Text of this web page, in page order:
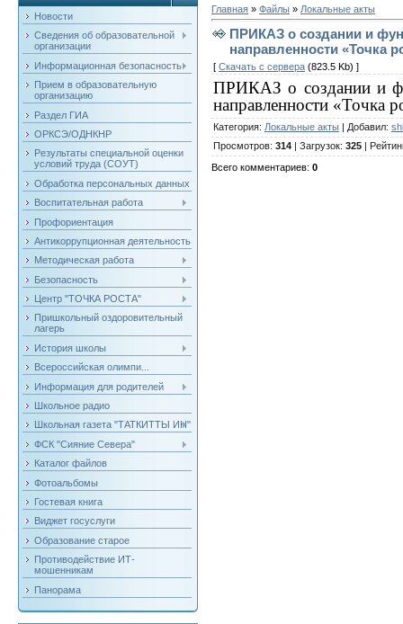
Новости
Сведения об образовательной
организации
Информационная безопасность
Прием в образовательную
организацию
Раздел ГИА
ОРКСЭ/ОДНКНР
Результаты специальной оценки
условий труда (СОУТ)
Обработка персональных данных
Воспитательная работа
Профориентация
Антикоррупционная деятельность
Методическая работа
Безопасность
Центр "ТОЧКА РОСТА"
Пришкольный оздоровительный
лагерь
История школы
Всероссийская олимпи...
Информация для родителей
Школьное радио
Школьная газета "ТАТКИТТЫ ИН"
ФСК "Сияние Севера"
Каталог файлов
Фотоальбомы
Гостевая книга
Виджет госуслуги
Образование старое
Противодействие ИТ-
мошенникам
Панорама
Главная » Файлы » Локальные акты
ПРИКАЗ о создании и
направленности «Точка
[ Скачать с сервера (823.5 Kb) ]
ПРИКАЗ о создании и
направленности «Точка
Категория: Локальные акты Добавил:
Просмотров: 314 Загрузок: 325
Всего комментариев: 0